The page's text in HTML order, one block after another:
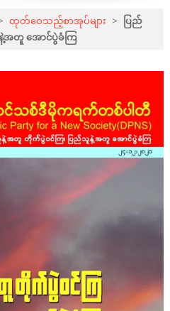
ထုတ်ဝေသည့်စာအုပ်များ >
ပြည်
တူ အောင်ပွဲခံကြ